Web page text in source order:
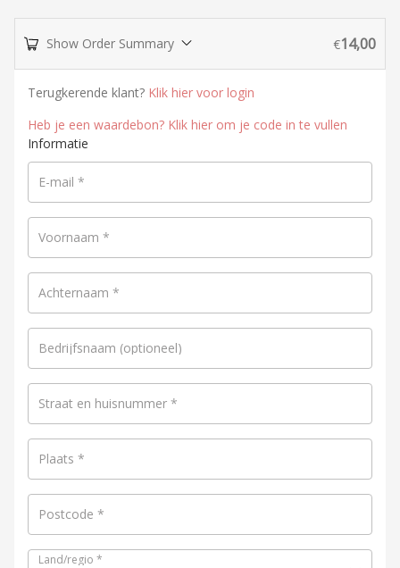
Show Order Summary €14,00
Terugkerende klant? Klik hier voor login
Heb je een waardebon? Klik hier om je code in te vullen
Informatie
E-mail *
Voornaam *
Achternaam *
Bedrijfsnaam (optioneel)
Straat en huisnummer *
Plaats *
Postcode *
Land/regio *